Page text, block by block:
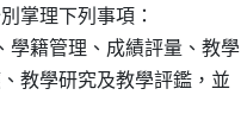
掌理下列事項：
學籍管理、成績評量、教學
教學研究及教學評鑑，並